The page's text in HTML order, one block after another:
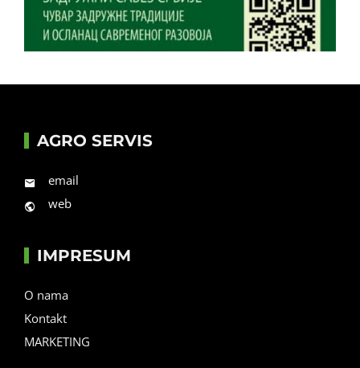
AGRO SERVIS
email
web
IMPRESUM
O nama
Kontakt
MARKETING